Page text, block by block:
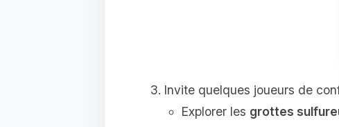
Invite quelques joueurs de
Explorer les grottes